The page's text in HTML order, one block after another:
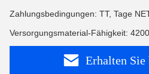
Zahlungsbedingungen: TT, Tage
Versorgungsmaterial-Fähigkeit:
Erhalten Sie